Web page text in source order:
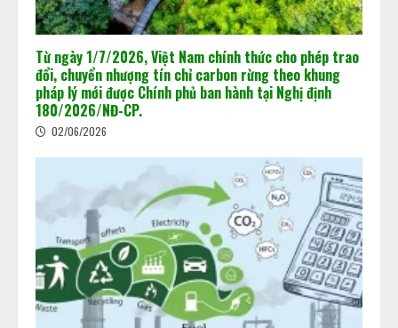
Từ ngày 1/7/2026, Việt Nam chính thức cho phép trao
đổi, chuyển nhượng tín chỉ carbon rừng theo khung
pháp lý mới được Chính phủ ban hành tại Nghị định
180/2026/NĐ-CP.
02/06/2026